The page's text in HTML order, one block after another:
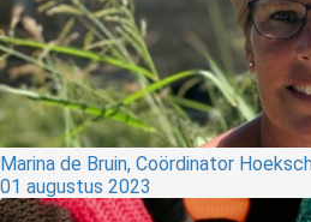
Marina de Bruin, Coördinator
01 augustus 2023